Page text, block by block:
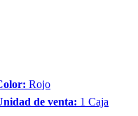
Rojo
de venta: 1 Caja